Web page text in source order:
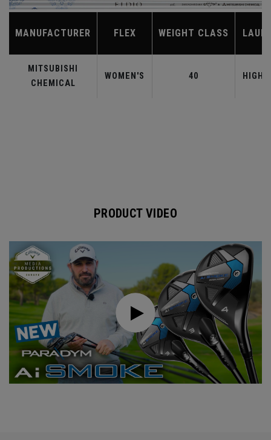
MANUFACTURER FLEX WEIGHT CLASS
MITSUBISHI
CHEMICAL
WOMEN'S 40
PRODUCT VIDEO